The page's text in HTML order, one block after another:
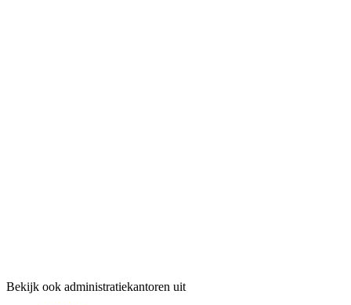
Bekijk ook administratiekantoren uit